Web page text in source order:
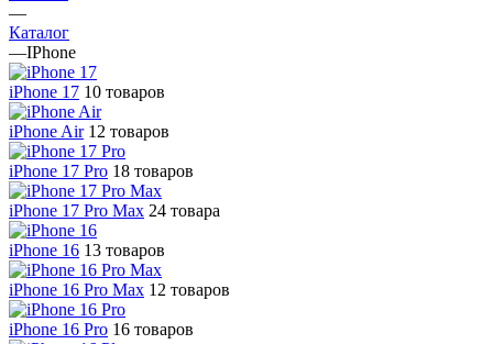
—
Каталог
—IPhone
iPhone 17 10 товаров
iPhone Air 12 товаров
iPhone 17 Pro 18 товаров
iPhone 17 Pro Max 24 товара
iPhone 16 13 товаров
iPhone 16 Pro Max 12 товаров
iPhone 16 Pro 16 товаров